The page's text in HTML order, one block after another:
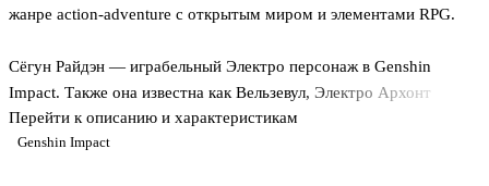
Genshin Impact
жанре action-adventure с открытым миром и элементами RPG.
Сёгун Райдэн — играбельный Электро персонаж в Genshin
Impact. Также она известна как Вельзевул, Электро Архонт
Инадзумы. Сёгун Райдэн - самое могущественное и страшное
воплощение Электро в этом мире, верховный правитель сёгуната
Перейти к описанию и характеристикам
12 листов
серия» в